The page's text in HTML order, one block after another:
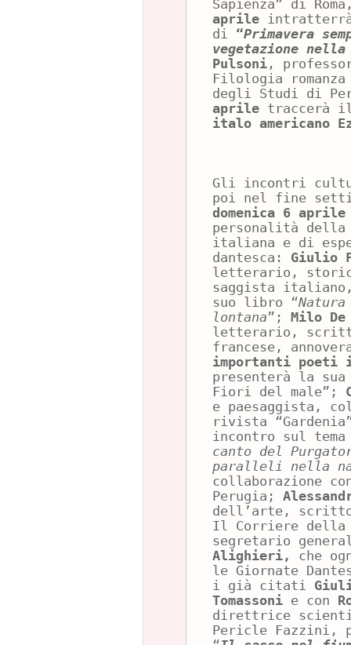
Sapienza” di
aprile
di “Primavera
vegetazione nella
Pulsoni ,
Filologia
degli Studi di
aprile traccerà
italo americano
Gli incontri
poi nel fine
domenica 6 aprile
personalità della
italiana e di
dantesca: Giulio
letterario,
saggista
suo libro “
lontana”; Milo
letterario,
francese,
importanti
presenterà la
Fiori del male”;
e paesaggista,
rivista
incontro sul tema
canto del
paralleli nella
collaborazione
Perugia;
dell’arte,
Il Corriere della
segretario
Alighieri,
che
le Giornate
i già citati
Tomassoni e con
direttrice
Pericle Fazzini,